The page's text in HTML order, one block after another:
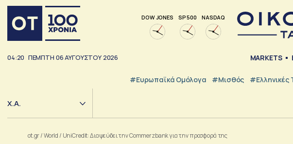
DOW JONES SP 500 NASDAQ
04:20 ΠΕΜΠΤΗ 06ΑΥΓΟΥΣΤΟΥ 2026 MARKETS
#Ευρωπαϊκά Ομόλογα #Μισθός #ελληνικές
Χ.Α.
ot.gr/World / UniCredit: Διαψεύδει την Commerzbank για την προσφορά της